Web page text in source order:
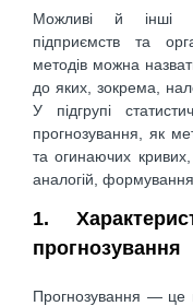
Можливі й інші
підприємств та
методів можна
до яких, зокрема,
У підгрупі
прогнозування, як
та огинаючих
аналогій,
1.
прогнозування
Прогнозування — це